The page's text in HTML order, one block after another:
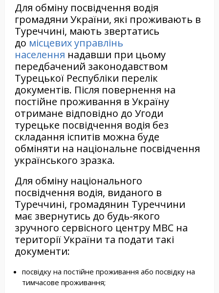
Для обміну посвідчення водія
громадяни України, які проживають в
Туреччині, мають звертатись
до місцевих управлінь
населення надавши при цьому
передбачений законодавством
Турецької Республіки перелік
документів. Після повернення на
постійне проживання в Україну
отримане відповідно до Угоди
турецьке посвідчення водія без
складання іспитів можна буде
обміняти на національне посвідчення
українського зразка.
Для обміну національного
посвідчення водія, виданого в
Туреччині, громадянин Туреччини
має звернутись до будь-якого
зручного сервісного центру МВС на
території України та подати такі
документи:
посвідку на постійне проживання або посвідку на
тимчасове проживання;